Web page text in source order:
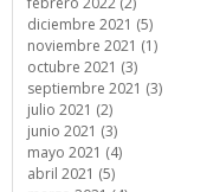
diciembre 2021 (5)
noviembre 2021 (1)
octubre 2021 (3)
septiembre 2021 (3)
julio 2021 (2)
junio 2021 (3)
mayo 2021 (4)
abril 2021 (5)